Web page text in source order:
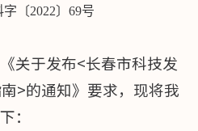
字〔2022〕 69号
关于发布<长春市科技发
>的通知》要求，现将我
：